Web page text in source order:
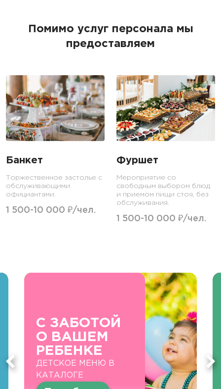
Помимо услуг персонала мы
предоставляем
Банкет
Торжественное застолье с
обслуживающими
официантами.
1 500-10 000 ₽/чел.
Фуршет
Мероприятие со
свободным выбором блюд
и приемом пищи стоя, без
обслуживания.
1 500-10 000 ₽/чел.
С ЗАБОТОЙ
О ВАШЕМ
РЕБЕНКЕ
ДЕТСКОЕ МЕНЮ В
КАТАЛОГЕ